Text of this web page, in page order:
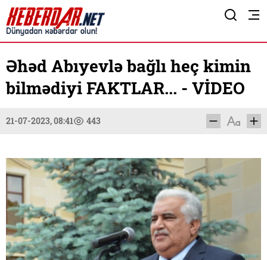
Əhəd Abıyevlə bağlı heç kimin
bilmədiyi FAKTLAR... - VİDEO
21-07-2023, 08:41 443